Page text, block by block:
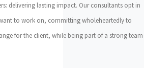
delivering lasting impact. Our consultants opt in
to work on, committing wholeheartedly to
for the client, while being part of a strong team